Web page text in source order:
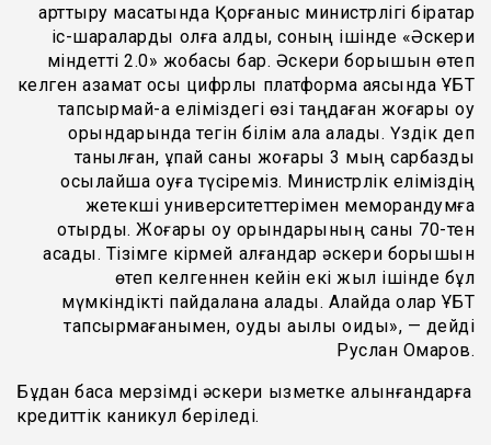
арттыру мақсатында Қорғаныс министрлігі бірқатар
іс-шараларды қолға алды, соның ішінде «Әскери
міндетті 2.0» жобасы бар. Әскери борышын өтеп
келген азамат осы цифрлық платформа аясында ҰБТ
тапсырмай-ақ еліміздегі өзі таңдаған жоғары оқу
орындарында тегін білім ала алады. Үздік деп
танылған, ұпай саны жоғары 3 мың сарбазды
осылайша оқуға түсіреміз. Министрлік еліміздің
жетекші университеттерімен меморандумға
отырды. Жоғары оқу орындарының саны 70-тен
асады. Тізімге кірмей қалғандар әскери борышын
өтеп келгеннен кейін екі жыл ішінде бұл
мүмкіндікті пайдалана алады. Алайда олар ҰБТ
тапсырмағанымен, оқуды ақылы оқиды», — дейді
Руслан Омаров.
Бұдан басқа мерзімді әскери қызметке алынғандарға
кредиттік каникул беріледі.